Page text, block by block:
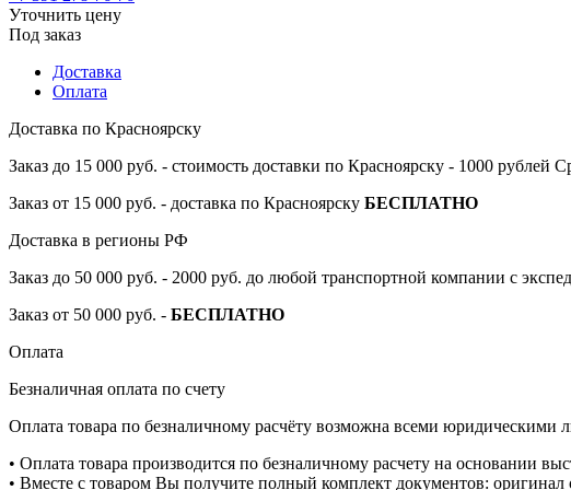
Уточнить цену
Под заказ
Доставка
Оплата
Доставка по Красноярску
Заказ до 15 000 руб. - стоимость доставки по Красноярску - 1000 рублей
Заказ от 15 000 руб. - доставка по Красноярску БЕСПЛАТНО
Доставка в регионы РФ
Заказ до 50 000 руб. - 2000 руб. до любой транспортной компании с
Заказ от 50 000 руб. - БЕСПЛАТНО
Оплата
Безналичная оплата по счету
Оплата товара по безналичному расчёту возможна всеми
• Оплата товара производится по безналичному расчету на основании
• Вместе с товаром Вы получите полный комплект документов: оригинал